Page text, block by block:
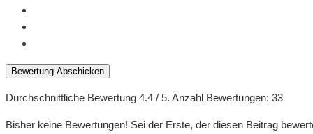
Bewertung Abschicken
Durchschnittliche Bewertung 4.4 / 5. Anzahl Bewertungen: 33
Bisher keine Bewertungen! Sei der Erste, der diesen Beitrag